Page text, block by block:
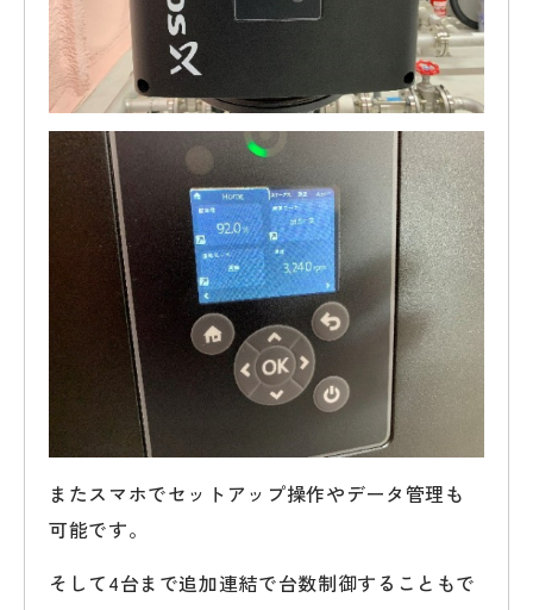
またスマホでセットアップ操作やデータ管理も
可能です。
そして4台まで追加連結で台数制御することもで